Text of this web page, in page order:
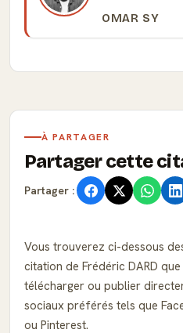
OMAR SY
À PARTAGER
Partager cette
Partager :
Vous trouverez ci-dessous
citation de Frédéric DARD
télécharger ou publier
sociaux préférés tels que
ou Pinterest.